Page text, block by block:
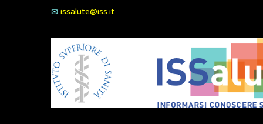
issalute@iss.it